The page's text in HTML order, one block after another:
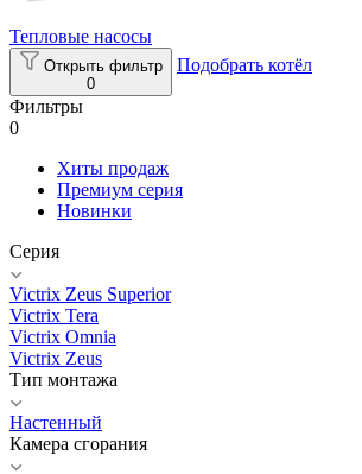
Тепловые насосы
Открыть фильтр
0
Подобрать котёл
Фильтры
0
Хиты продаж
Премиум серия
Новинки
Серия
Victrix Zeus Superior
Victrix Tera
Victrix Omnia
Victrix Zeus
Тип монтажа
Настенный
Камера сгорания